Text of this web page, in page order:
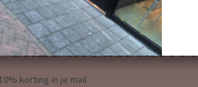
onze nieuwsbrief
korting in je mail